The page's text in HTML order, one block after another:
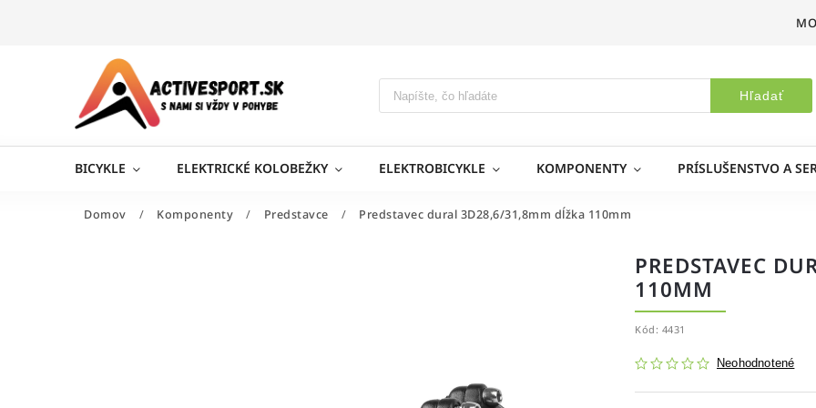
Hľadať
BICYKLE ELEKTRICKÉ KOLOBEŽKY ELEKTROBICYKLE KOMPONENTY PRÍSLUŠENSTVO A
Domov / Komponenty / Predstavce / Predstavec dural 3D28,6/31,8mm dĺžka 110mm
PREDSTAVEC
110MM
Kód: 4431
Neohodnotené